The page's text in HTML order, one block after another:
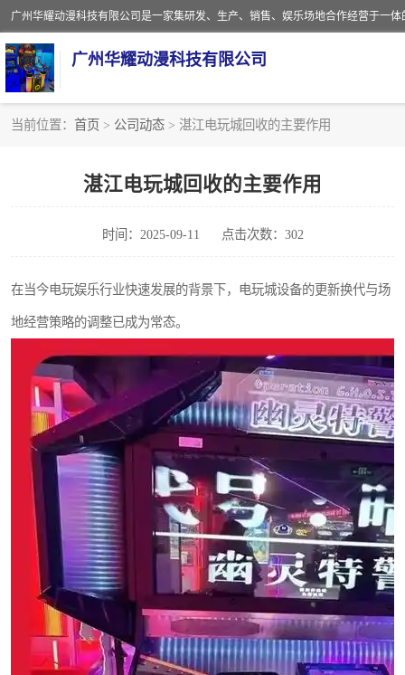
广州华耀动漫科技有限公司
当前位置： 首页 > 公司动态 > 湛江电玩城回收的主要作用
湛江电玩城回收的主要作用
时间：2025-09-11 点击次数：302
在当今电玩娱乐行业快速发展的背景下，电玩城设备的更新换代与场
地经营策略的调整已成为常态。
游戏厅回收